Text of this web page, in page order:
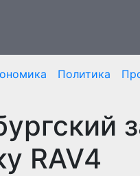
Политика
RAV4